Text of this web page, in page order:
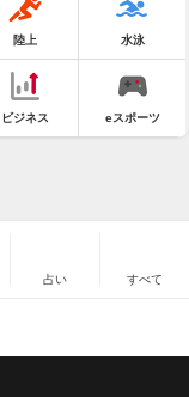
陸上 水泳
ビジネス eスポーツ
占い すべて